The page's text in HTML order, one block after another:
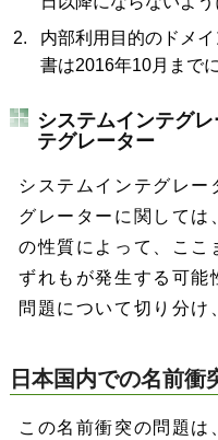
内部利用目的のドメ
書は2016年10月まで
システムインテグ
テグレーター
システムインテグレー
グレーターに関しては
の性質によって、ここ
ずれもが発生する可能
問題について切り分け
日本国内での名前衝
この名前衝突の問題